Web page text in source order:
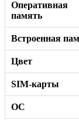
Оперативная
память
Встроенная
Цвет
SIM-карты
ОС